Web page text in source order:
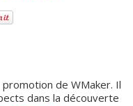
de WMaker. Il
dans la découverte